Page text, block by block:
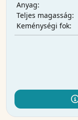
Anyag:
Teljes magasság:
Keménységi fok: